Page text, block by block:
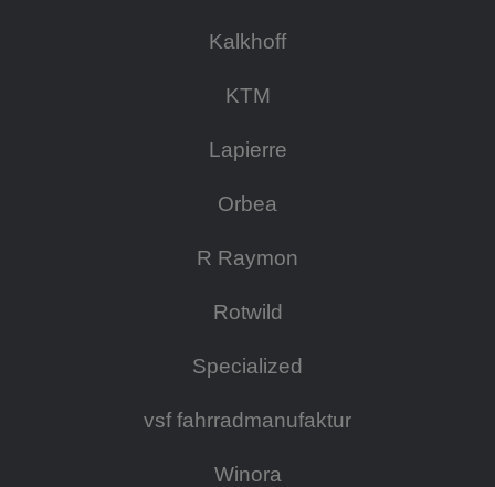
Kalkhoff
KTM
Lapierre
Orbea
R Raymon
Rotwild
Specialized
vsf fahrradmanufaktur
Winora